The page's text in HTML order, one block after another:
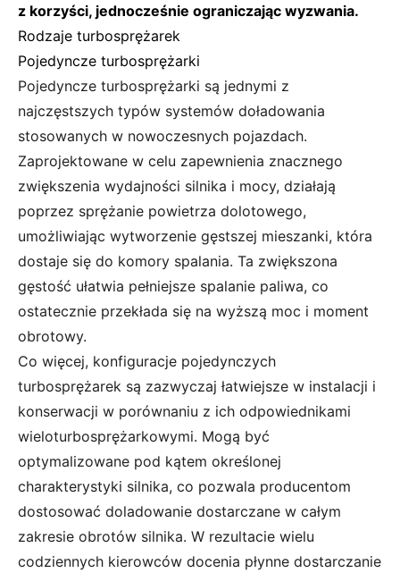
z korzyści, jednocześnie ograniczając wyzwania.
Rodzaje turbosprężarek
Pojedyncze turbosprężarki
Pojedyncze turbosprężarki są jednymi z
najczęstszych typów systemów doładowania
stosowanych w nowoczesnych pojazdach.
Zaprojektowane w celu zapewnienia znacznego
zwiększenia wydajności silnika i mocy, działają
poprzez sprężanie powietrza dolotowego,
umożliwiając wytworzenie gęstszej mieszanki, która
dostaje się do komory spalania. Ta zwiększona
gęstość ułatwia pełniejsze spalanie paliwa, co
ostatecznie przekłada się na wyższą moc i moment
obrotowy.
Co więcej, konfiguracje pojedynczych
turbosprężarek są zazwyczaj łatwiejsze w instalacji i
konserwacji w porównaniu z ich odpowiednikami
wieloturbosprężarkowymi. Mogą być
optymalizowane pod kątem określonej
charakterystyki silnika, co pozwala producentom
dostosować doladowanie dostarczane w całym
zakresie obrotów silnika. W rezultacie wielu
codziennych kierowców docenia płynne dostarczanie